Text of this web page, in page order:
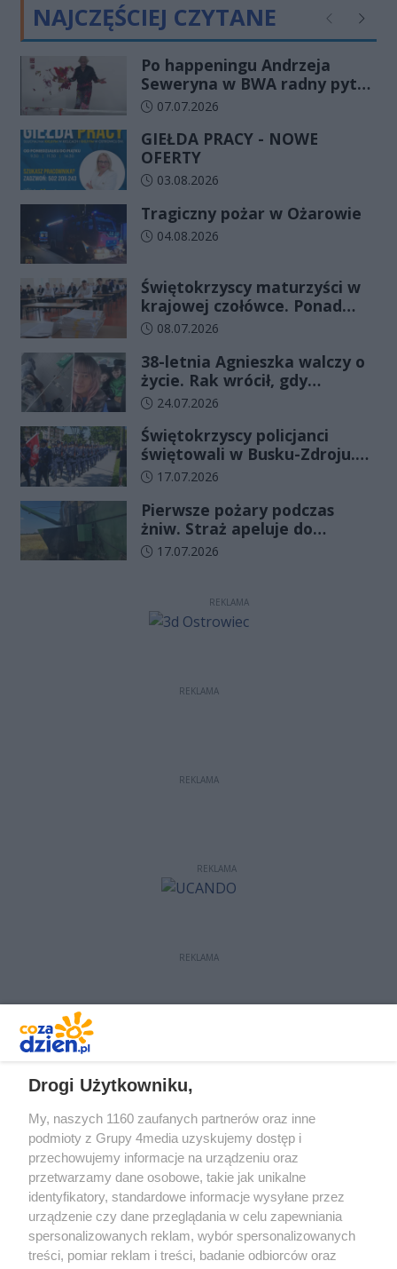
NAJCZĘŚCIEJ CZYTANE Poprzednie
Po happeningu Andrzeja
Seweryna w BWA radny pyta
o koszty festiwalu. Instytucje
Data dodania artykułu:
07.07.2026
GIEŁDA PRACY - NOWE
OFERTY
Data dodania artykułu:
03.08.2026
Tragiczny pożar w Ożarowie
Data dodania artykułu:
04.08.2026
Świętokrzyscy maturzyści w
krajowej czołówce. Ponad
83% zdało egzamin już w
Data dodania artykułu:
08.07.2026
38-letnia Agnieszka walczy o
życie. Rak wrócił, gdy
wydawało się, że najgorsze
Data dodania artykułu:
24.07.2026
Świętokrzyscy policjanci
świętowali w Busku-Zdroju.
Czterdziestu nowych
ślubowanie
Data dodania artykułu:
17.07.2026
Pierwsze pożary podczas
żniw. Straż apeluje do
rolników o ostrożność
Data dodania artykułu:
17.07.2026
REKLAMA
REKLAMA
REKLAMA
REKLAMA
REKLAMA
Drogi Użytkowniku,
My, naszych 1160 zaufanych partnerów oraz inne
podmioty z Grupy 4media uzyskujemy dostęp i
przechowujemy informacje na urządzeniu oraz
przetwarzamy dane osobowe, takie jak unikalne
identyfikatory, standardowe informacje wysyłane przez
urządzenie czy dane przeglądania w celu zapewniania
spersonalizowanych reklam, wybór spersonalizowanych
treści, pomiar reklam i treści, badanie odbiorców oraz